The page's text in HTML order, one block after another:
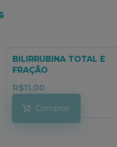
BILIRRUBINA TOTAL E
FRAÇÃO
R$11,00
Comprar